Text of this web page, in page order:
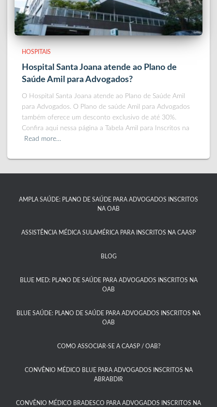
HOSPITAIS
Hospital Santa Joana atende ao Plano de
Saúde Amil para Advogados?
O Hospital Santa Joana atende ao Plano de Saúde Amil
para Advogados. O Plano de saúde Amil para Advogados
também oferece um desconto exclusivo de até 30%.
Confira aqui nessa página a Tabela Amil para Inscritos na
Read more…
AMPLA SAÚDE: PLANO DE SAÚDE PARA ADVOGADOS INSCRITOS
NA OAB
ASSISTÊNCIA MÉDICA SULAMÉRICA PARA INSCRITOS NA CAASP​
BLOG
BLUE MED: PLANO DE SAÚDE PARA ADVOGADOS INSCRITOS NA
OAB
BLUE SAÚDE: PLANO DE SAÚDE PARA ADVOGADOS INSCRITOS NA
OAB​
COMO ASSOCIAR-SE A CAASP / OAB?​
CONVÊNIO MÉDICO BLUE PARA ADVOGADOS INSCRITOS NA
ABRABDIR
CONVÊNIO MÉDICO BRADESCO PARA ADVOGADOS INSCRITOS NA